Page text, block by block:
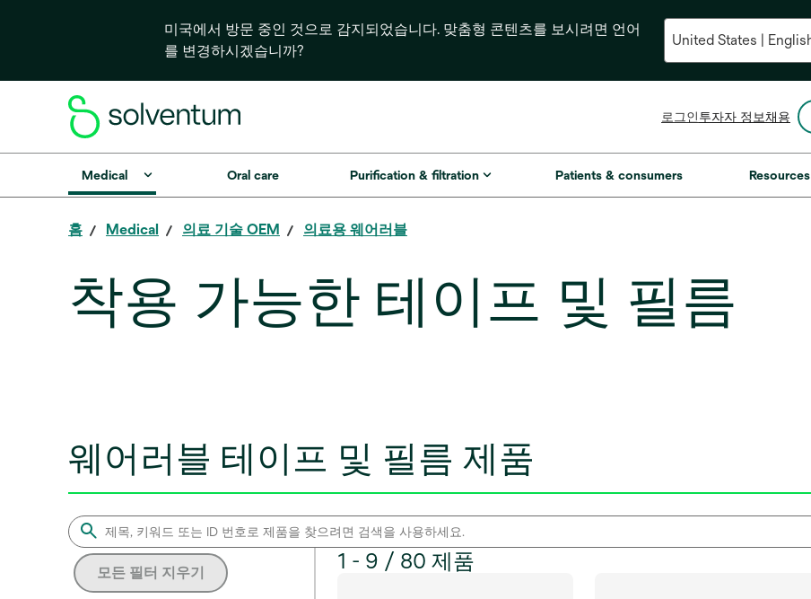
미국에서 방문 중인 것으로 감지되었습니다. 맞춤형 콘텐츠를 보시려면 언어
를 변경하시겠습니까?
로그인투자자 정보새
에
서
채용
Medical Oral care Purification & filtration Patients & consumers Resources
홈 Medical 의료 기술 OEM 의료용 웨어러블
착용 가능한 테이프 및 필름
웨어러블 테이프 및 필름 제품
모든 필터 지우기 1 - 9 / 80 제품